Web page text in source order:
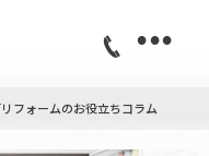
•
フォームのお役立ちコラム